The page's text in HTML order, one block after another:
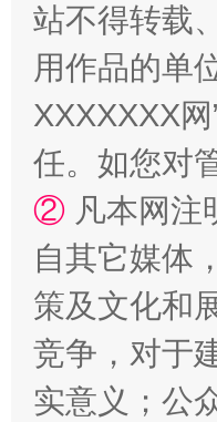
国家大学科技园
扯下公款旅游
站不得转载
用作品的单
XXXXXXX
任。如您对
② 凡本网注
自其它媒体
策及文化和
竞争，对于
实意义；公